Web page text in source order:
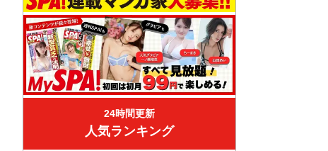
24時間更新
人気ランキング